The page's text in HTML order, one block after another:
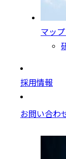
マップ
採用情報
お問い合わ